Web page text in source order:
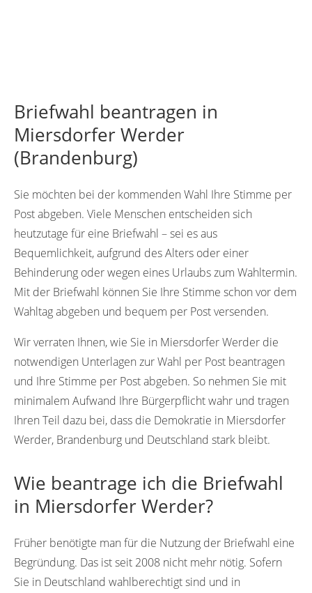
Briefwahl beantragen in
Miersdorfer Werder
(Brandenburg)
Sie möchten bei der kommenden Wahl Ihre Stimme per
Post abgeben. Viele Menschen entscheiden sich
heutzutage für eine Briefwahl – sei es aus
Bequemlichkeit, aufgrund des Alters oder einer
Behinderung oder wegen eines Urlaubs zum Wahltermin.
Mit der Briefwahl können Sie Ihre Stimme schon vor dem
Wahltag abgeben und bequem per Post versenden.
Wir verraten Ihnen, wie Sie in Miersdorfer Werder die
notwendigen Unterlagen zur Wahl per Post beantragen
und Ihre Stimme per Post abgeben. So nehmen Sie mit
minimalem Aufwand Ihre Bürgerpflicht wahr und tragen
Ihren Teil dazu bei, dass die Demokratie in Miersdorfer
Werder, Brandenburg und Deutschland stark bleibt.
Wie beantrage ich die Briefwahl
in Miersdorfer Werder?
Früher benötigte man für die Nutzung der Briefwahl eine
Begründung. Das ist seit 2008 nicht mehr nötig. Sofern
Sie in Deutschland wahlberechtigt sind und in